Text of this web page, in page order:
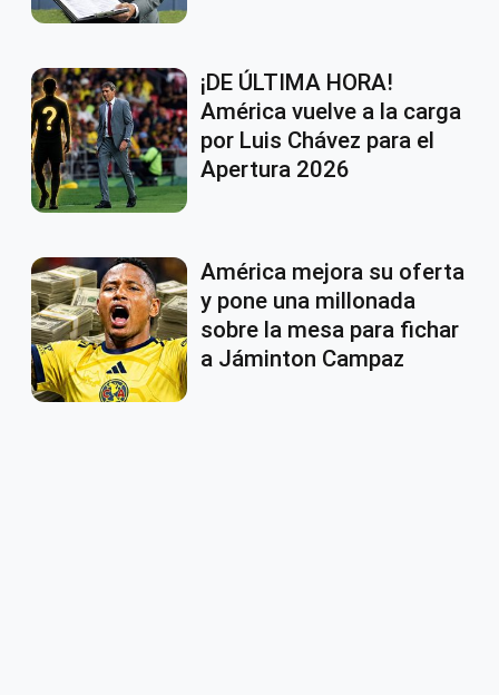
¡DE ÚLTIMA HORA!
América vuelve a la carga
por Luis Chávez para el
Apertura 2026
América mejora su oferta
y pone una millonada
sobre la mesa para fichar
a Jáminton Campaz